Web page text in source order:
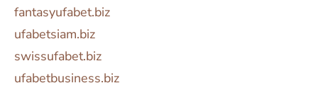
fantasyufabet.biz
ufabetsiam.biz
swissufabet.biz
ufabetbusiness.biz